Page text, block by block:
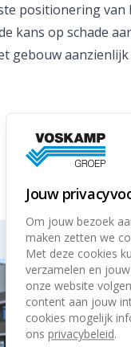
positionering van
kans op schade
gebouw
Jouw
Om jouw bezoek
maken zetten we
Met deze cookies
verzamelen en
onze website
content aan jouw
cookies mogelijk
ons privacybeleid.